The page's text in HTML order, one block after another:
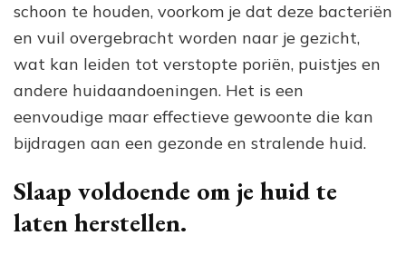
schoon te houden, voorkom je dat deze bacteriën
en vuil overgebracht worden naar je gezicht,
wat kan leiden tot verstopte poriën, puistjes en
andere huidaandoeningen. Het is een
eenvoudige maar effectieve gewoonte die kan
bijdragen aan een gezonde en stralende huid.
Slaap voldoende om je huid te
laten herstellen.